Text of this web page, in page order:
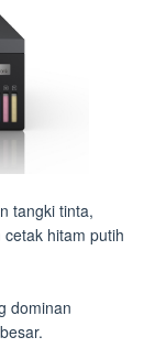
tangki tinta,
hitam putih
dominan